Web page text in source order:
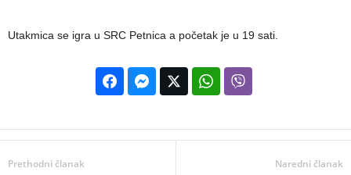
Utakmica se igra u SRC Petnica a početak je u 19 sati.
Prethodni članak Naredni članak